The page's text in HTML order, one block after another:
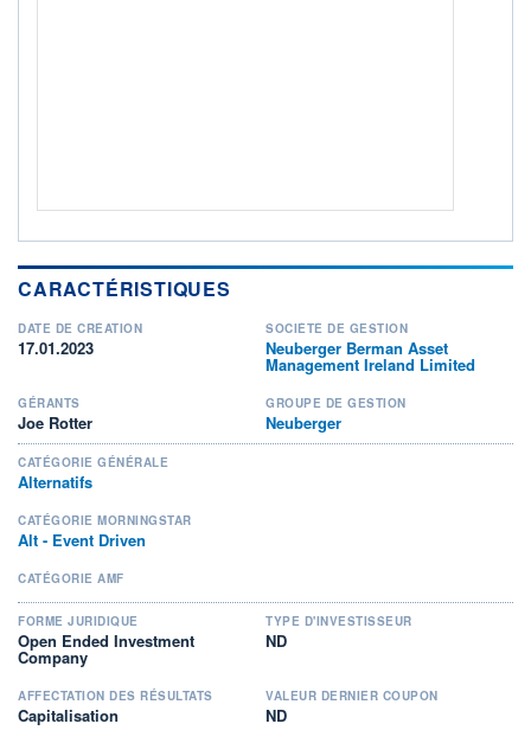
CARACTÉRISTIQUES
DATE DE CRÉATION
17.01.2023
SOCIÉTÉ DE GESTION
Neuberger Berman Asset
Management Ireland Limited
GÉRANTS
Joe Rotter
GROUPE DE GESTION
Neuberger
CATÉGORIE GÉNÉRALE
Alternatifs
CATÉGORIE MORNINGSTAR
Alt - Event Driven
CATÉGORIE AMF
FORME JURIDIQUE
Open Ended Investment
Company
TYPE D'INVESTISSEUR
ND
AFFECTATION DES RÉSULTATS
Capitalisation
VALEUR DERNIER COUPON
ND